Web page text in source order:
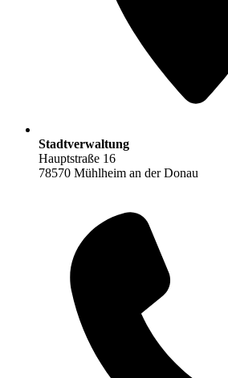
Stadtverwaltung
Hauptstraße 16
78570 Mühlheim an der Donau